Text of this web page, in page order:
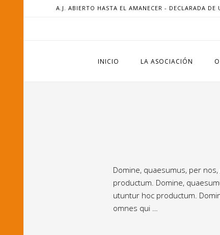
A.J. ABIERTO HASTA EL AMANECER - DECLARADA DE
INICIO LA ASOCIACIÓN
Domine, quaesumus, per
productum. Domine,
utuntur hoc productum.
omnes qui …